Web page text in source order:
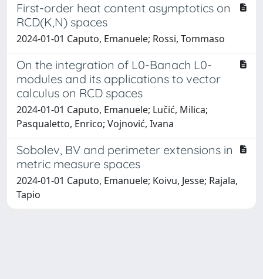
First-order heat content asymptotics on
RCD(K,N) spaces
2024-01-01 Caputo, Emanuele; Rossi, Tommaso
On the integration of L0-Banach L0-
modules and its applications to vector
calculus on RCD spaces
2024-01-01 Caputo, Emanuele; Lučić, Milica;
Pasqualetto, Enrico; Vojnović, Ivana
Sobolev, BV and perimeter extensions in
metric measure spaces
2024-01-01 Caputo, Emanuele; Koivu, Jesse; Rajala,
Tapio